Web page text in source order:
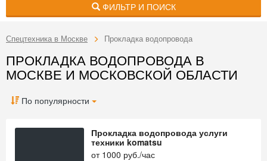
ФИЛЬТР И ПОИСК
Спецтехника в Москве Прокладка водопровода
ПРОКЛАДКА ВОДОПРОВОДА В
МОСКВЕ И МОСКОВСКОЙ ОБЛАСТИ
По популярности
Прокладка водопровода услуги
техники komatsu
от 1000 руб./час